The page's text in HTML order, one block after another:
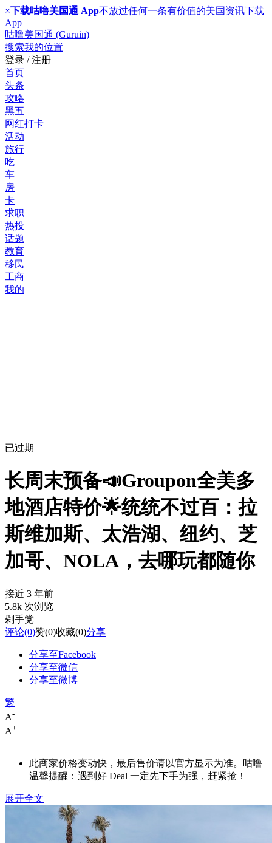
×下载咕噜美国通 App不放过任何一条有价值的美国资讯下载
App
咕噜美国通 (Guruin)
搜索我的位置
登录 / 注册
首页
头条
攻略
黑五
网红打卡
活动
旅行
吃
车
房
卡
求职
热投
话题
教育
移民
工商
我的
已过期
长周末预备📣Groupon全美多
地酒店特价🌟统统不过百：拉
斯维加斯、太浩湖、纽约、芝
加哥、NOLA，去哪玩都随你
接近 3 年前
5.8k 次浏览
剁手党
评论(0)赞(0)收藏(0)分享
分享至Facebook
分享至微信
分享至微博
繁
A-
A+
此商家价格变动快，最后售价请以官方显示为准。咕噜
温馨提醒：遇到好 Deal 一定先下手为强，赶紧抢！
展开全文